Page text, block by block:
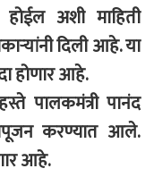
होईल अशी माहिती
दिली आहे. या
होणार आहे.
पालकमंत्री पानंद
करण्यात आले.
आहे.